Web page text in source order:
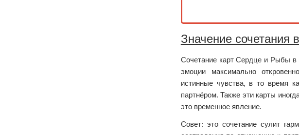
Значение сочетания
Сочетание карт Сердце и Рыбы в
эмоции максимально
истинные чувства, в то время
партнёром. Также эти карты
это временное явление.
Совет: это сочетание сулит